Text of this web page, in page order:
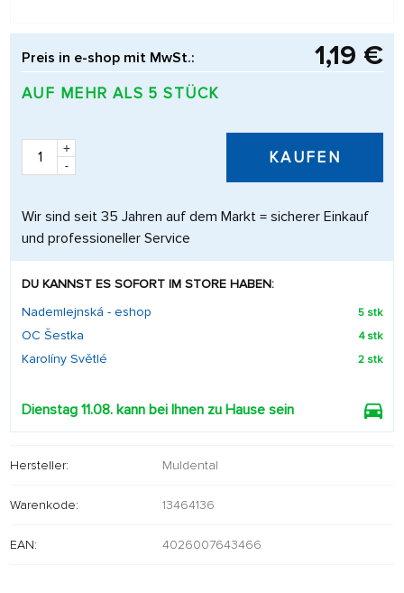
Preis in e-shop mit MwSt.: 1,19 €
AUF MEHR ALS 5 STÜCK
+
-
KAUFEN
Wir sind seit 35 Jahren auf dem Markt = sicherer Einkauf
und professioneller Service
DU KANNST ES SOFORT IM STORE HABEN:
Nademlejnská - eshop
5 stk
OC Šestka 4 stk
Karolíny Světlé 2 stk
Dienstag 11.08. kann bei Ihnen zu Hause sein
Hersteller: Muldental
Warenkode: 13464136
EAN: 4026007643466